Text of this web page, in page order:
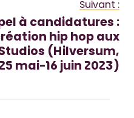
Suivant :
à candidatures :
hip hop aux
(Hilversum,
mai-16 juin 2023)